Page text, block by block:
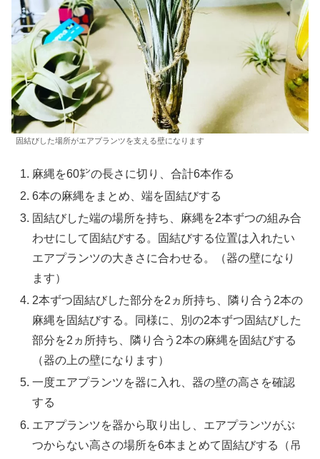
固結びした場所がエアプランツを支える壁になります
麻縄を60㌢の長さに切り、合計6本作る
6本の麻縄をまとめ、端を固結びする
固結びした端の場所を持ち、麻縄を2本ずつの組み合
わせにして固結びする。固結びする位置は入れたい
エアプランツの大きさに合わせる。（器の壁になり
ます）
2本ずつ固結びした部分を2ヵ所持ち、隣り合う2本の
麻縄を固結びする。同様に、別の2本ずつ固結びした
部分を2ヵ所持ち、隣り合う2本の麻縄を固結びする
（器の上の壁になります）
一度エアプランツを器に入れ、器の壁の高さを確認
する
エアプランツを器から取り出し、エアプランツがぶ
つからない高さの場所を6本まとめて固結びする（吊